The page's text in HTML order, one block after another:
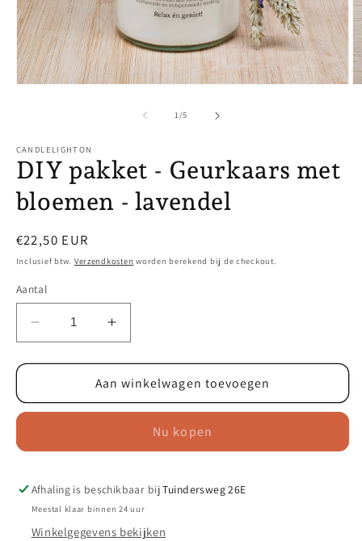
1/van
5
CANDLELIGHTON
DIY pakket - Geurkaars met
bloemen - lavendel
Normale
prijs
€22,50 EUR
Inclusief btw. Verzendkosten worden berekend bij de checkout.
Aantal
Aantal
verlagen
voor
pakket
met
-
lavendel
Aantal
verhogen
voor
DIY
pakket
Geurkaars
met
-
lavendel
Aan winkelwagen toevoegen
Nu kopen
Afhaling is beschikbaar bijTuindersweg 26E
Meestal klaar binnen 24 uur
Winkelgegevens bekijken